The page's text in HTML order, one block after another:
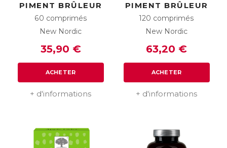
PIMENT BRÛLEUR
60 comprimés
New Nordic
35,90 €
ACHETER
+ d'informations
PIMENT BRÛLEUR
120 comprimés
New Nordic
63,20 €
ACHETER
+ d'informations